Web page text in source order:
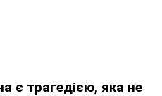
є трагедією, яка не